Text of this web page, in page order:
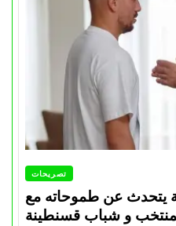
تصريحات
يتحدث عن طموحاته مع
و شباب قسنطينة